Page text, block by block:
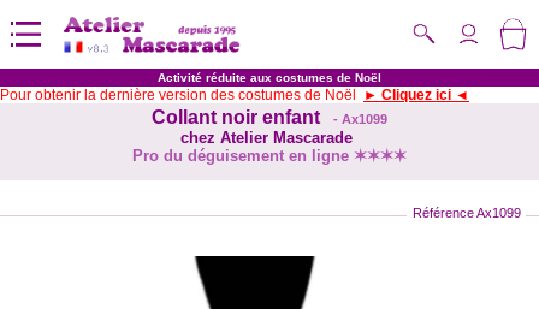
Activité réduite aux costumes de Noël
Pour obtenir la dernière version des costumes de Noël ► Cliquez ici ◄
Collant noir enfant - Ax1099
chez Atelier Mascarade
Pro du déguisement en ligne ✶✶✶✶
Référence Ax1099